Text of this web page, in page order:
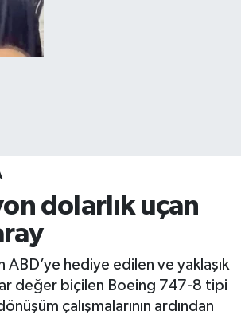
dolarlık uçan
ABD’ye hediye edilen ve yaklaşık
değer biçilen Boeing 747-8 tipi
çalışmalarının ardından